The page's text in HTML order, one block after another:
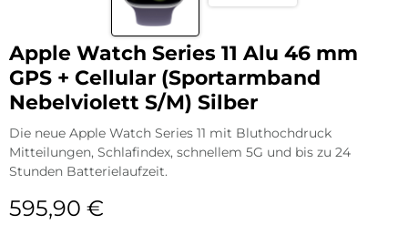
Apple Watch Series 11 Alu 46 mm
GPS + Cellular (Sportarmband
Nebelviolett S/M) Silber
Die neue Apple Watch Series 11 mit Bluthochdruck
Mitteilungen, Schlafindex, schnellem 5G und bis zu 24
Stunden Batterielaufzeit.
595,90 €